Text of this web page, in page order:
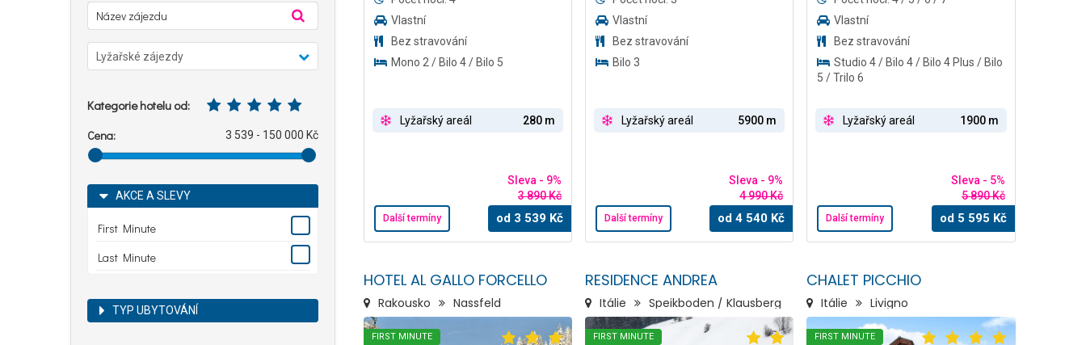
Lyžařské zájezdy
Kategorie hotelu od:
Cena: 3 539 - 150 000 Kč
AKCE A SLEVY
First Minute
Last Minute
TYP UBYTOVÁNÍ
Vlastní
Bez stravování
Mono 2 / Bilo 4 / Bilo 5
Lyžařský areál 280 m
Sleva - 9%
3 890 Kč
Další termíny od 3 539Kč
Vlastní
Bez stravování
Bilo 3
Lyžařský areál 5900 m
Sleva - 9%
4 990 Kč
Další termíny od4 540 Kč
Vlastní
Bez stravování
Studio 4 / Bilo 4 / Bilo 4 Plus / Bilo
5 / Trilo 6
Lyžařský areál 1900 m
Sleva - 5%
5 890 Kč
Další termíny od 5 595 Kč
HOTEL AL GALLO FORCELLO
Rakousko Nassfeld
FIRST MINUTE
RESIDENCE ANDREA
Itálie Speikboden / Klausberg
FIRST MINUTE
CHALET PICCHIO
Itálie Livigno
FIRST MINUTE